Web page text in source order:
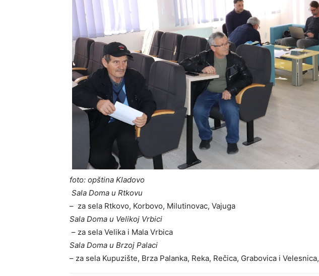
foto: opština Kladovo
Sala Doma u Rtkovu
– za sela Rtkovo, Korbovo, Milutinovac, Vajuga
Sala Doma u Velikoj Vrbici
– za sela Velika i Mala Vrbica
Sala Doma u Brzoj Palaci
– za sela Kupuzište, Brza Palanka, Reka, Rečica, Grabovica i Velesnica,